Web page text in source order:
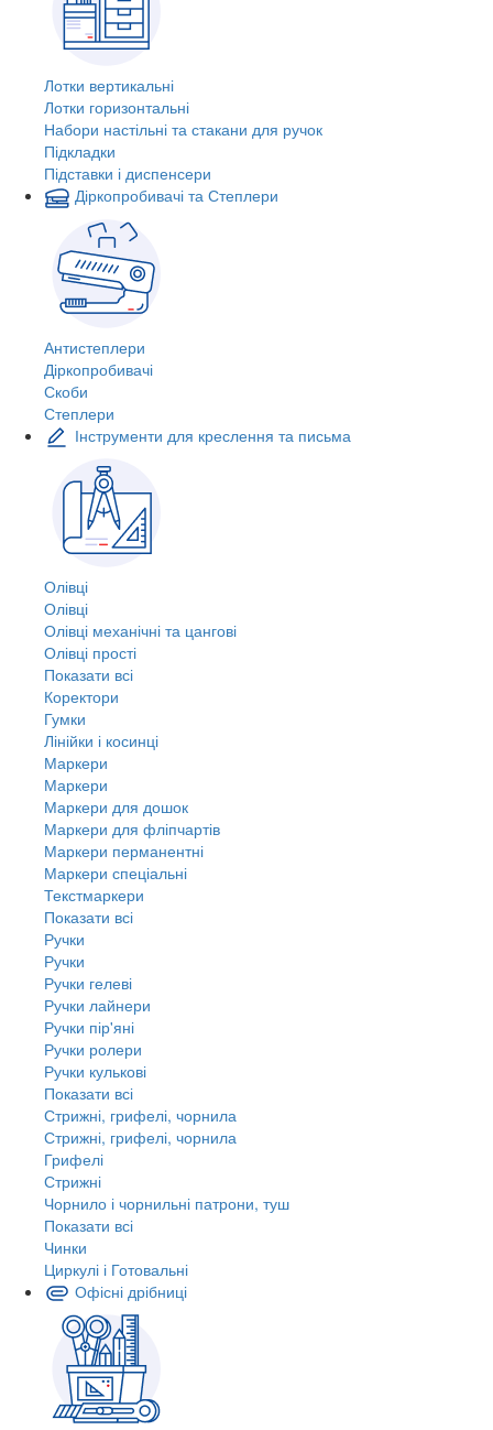
Лотки вертикальні
Лотки горизонтальні
Набори настільні та стакани для ручок
Підкладки
Підставки і диспенсери
Діркопробивачі та Степлери
Антистеплери
Діркопробивачі
Скоби
Степлери
Інструменти для креслення та письма
Олівці
Олівці
Олівці механічні та цангові
Олівці прості
Показати всі
Коректори
Гумки
Лінійки і косинці
Маркери
Маркери
Маркери для дошок
Маркери для фліпчартів
Маркери перманентні
Маркери спеціальні
Текстмаркери
Показати всі
Ручки
Ручки
Ручки гелеві
Ручки лайнери
Ручки пір'яні
Ручки ролери
Ручки кулькові
Показати всі
Стрижні, грифелі, чорнила
Стрижні, грифелі, чорнила
Грифелі
Стрижні
Чорнило і чорнильні патрони, туш
Показати всі
Чинки
Циркулі і Готовальні
Офісні дрібниці